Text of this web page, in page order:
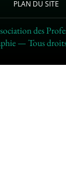
PLAN DU SITE
des
— Tous droits